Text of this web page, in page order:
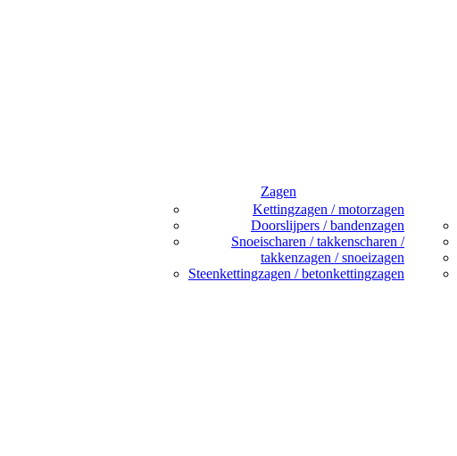
Zagen
Kettingzagen / motorzagen
Doorslijpers / bandenzagen
Snoeischaren / takkenscharen /
takkenzagen / snoeizagen
Steenkettingzagen / betonkettingzagen